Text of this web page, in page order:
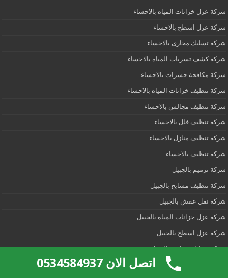
شركة عزل خزانات المياه بالاحساء
شركة عزل اسطح بالاحساء
شركة تسليك مجارى بالاحساء
شركة كشف تسربات المياه بالاحساء
شركة مكافحة حشرات بالاحساء
شركة تنظيف خزانات المياه بالاحساء
شركة تنظيف مجالس بالاحساء
شركة تنظيف فلل بالاحساء
شركة تنظيف منازل بالاحساء
شركة تنظيف بالاحساء
شركة ترميم بالجبيل
شركة تنظيف مسابح بالجبيل
شركة نقل عفش بالجبيل
شركة عزل خزانات المياه بالجبيل
شركة عزل اسطح بالجبيل
شركة تسليك مجارى بالجبيل
شركة كشف تسربات المياه بالجبيلاتصل الان 0534584937